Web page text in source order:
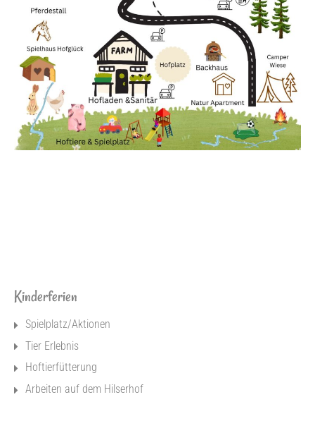
Kinderferien
Spielplatz/Aktionen
Tier Erlebnis
Hoftierfütterung
Arbeiten auf dem Hilserhof